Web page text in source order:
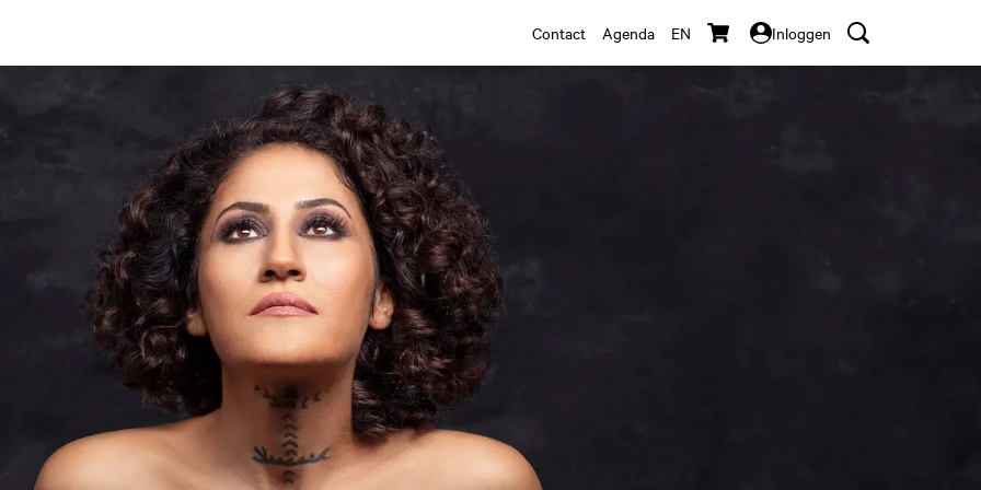
Contact Agenda EN Inloggen